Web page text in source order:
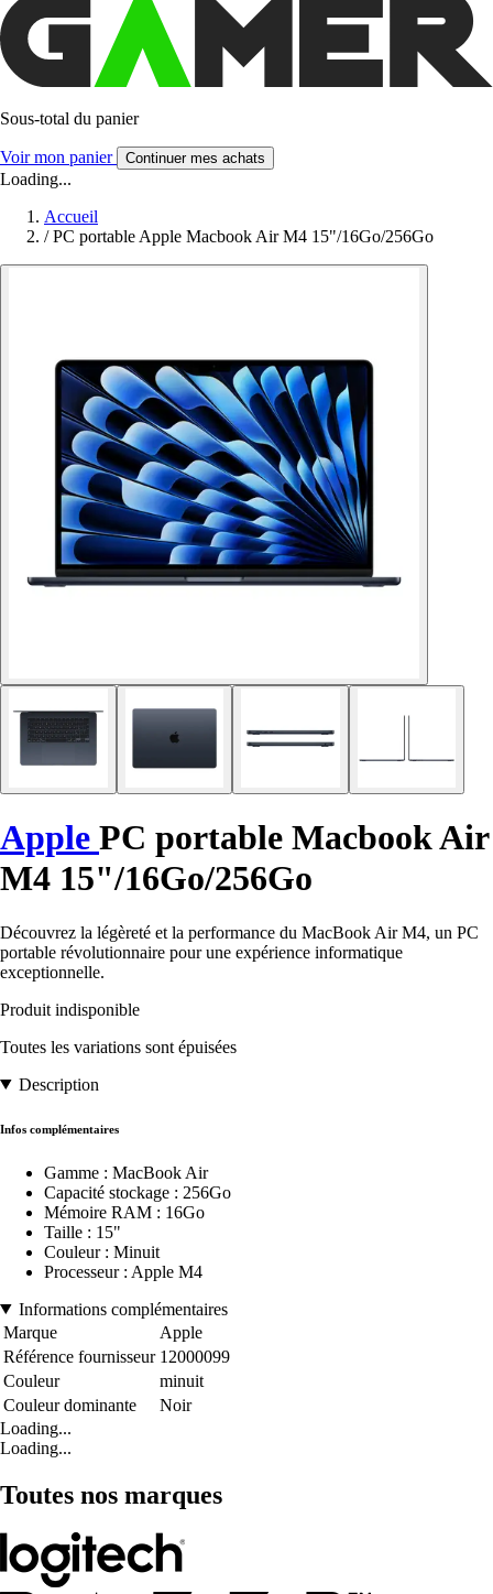
Sous-total du panier
Voir mon panier Continuer mes achats
Loading...
Accueil
/ PC portable Apple Macbook Air M4 15"/16Go/256Go
Apple PC portable Macbook Air
M4 15"/16Go/256Go
Découvrez la légèreté et la performance du MacBook Air M4, un PC
portable révolutionnaire pour une expérience informatique
exceptionnelle.
Produit indisponible
Toutes les variations sont épuisées
Description
Infos complémentaires
Gamme : MacBook Air
Capacité stockage : 256Go
Mémoire RAM : 16Go
Taille : 15"
Couleur : Minuit
Processeur : Apple M4
Informations complémentaires
Marque
Apple
Référence fournisseur 12000099
Couleur
minuit
Couleur dominante
Noir
Loading...
Loading...
Toutes nos marques